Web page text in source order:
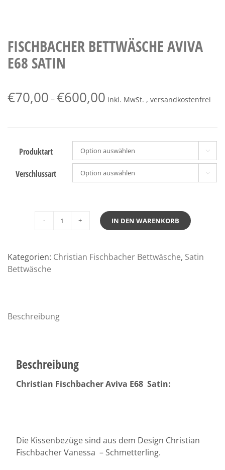
FISCHBACHER BETTWÄSCHE AVIVA
E68 SATIN
€70,00 –€600,00 inkl. MwSt. , versandkostenfrei
Produktart 
Verschlussart 
Fischbacher
E68
IN DEN WARENKORB
Kategorien: Christian Fischbacher Bettwäsche, Satin
Bettwäsche
Beschreibung
Beschreibung
Christian Fischbacher Aviva E68 Satin:
Die Kissenbezüge sind aus dem Design Christian
Fischbacher Vanessa – Schmetterling.